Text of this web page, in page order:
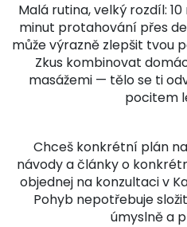
Malá rutina, velký rozdíl:
minut protahování přes
může výrazně zlepšit tvou
Zkus kombinovat
masážemi — tělo se ti
pocitem
Chceš konkrétní plán
návody a články o
objednej na konzultaci v
Pohyb nepotřebuje
úmyslně a